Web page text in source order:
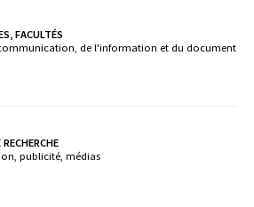
FACULTÉS
de l'information et du document
publicité, médias